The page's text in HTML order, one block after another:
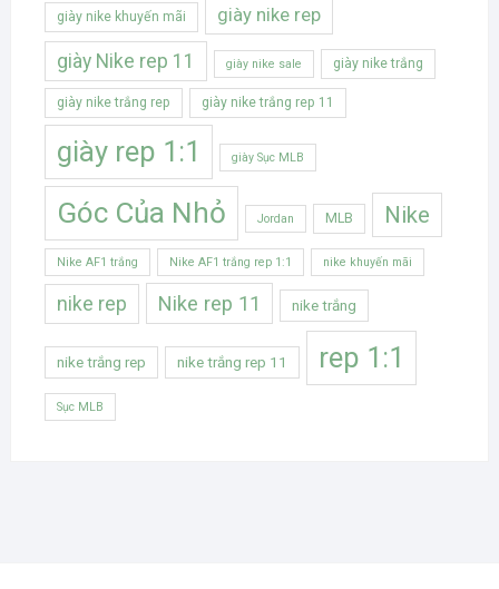
giày nike khuyến mãi giày nike rep
giày Nike rep 11 giày nike sale giày nike trắng
giày nike trắng rep giày nike trắng rep 11
giày rep 1:1 giày Sục MLB
Góc Của Nhỏ Jordan MLB Nike
Nike AF1 trắng Nike AF1 trắng rep 1:1 nike khuyến mãi
nike rep Nike rep 11 nike trắng
nike trắng rep nike trắng rep 11 rep 1:1
Sục MLB